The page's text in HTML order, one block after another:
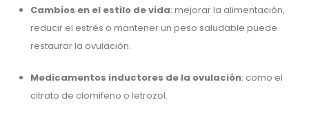
Cambios en el estilo de vida: mejorar la alimentación,
reducir el estrés o mantener un peso saludable puede
restaurar la ovulación.
Medicamentos inductores de la ovulación: como el
citrato de clomifeno o letrozol.